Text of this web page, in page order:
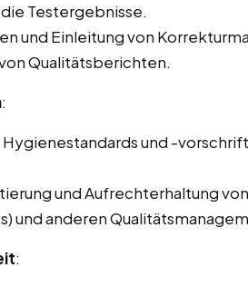
Testergebnisse.
und Einleitung von
Qualitätsberichten.
:
und -
und Aufrechterhaltung von
und anderen
: